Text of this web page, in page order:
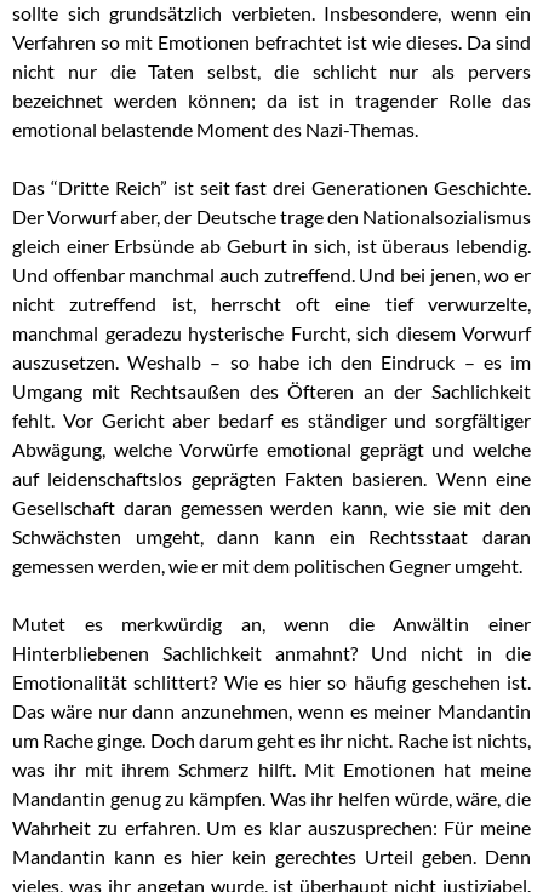
sollte sich grundsätzlich verbieten. Insbesondere, wenn ein
Verfahren so mit Emotionen befrachtet ist wie dieses. Da sind
nicht nur die Taten selbst, die schlicht nur als pervers
bezeichnet werden können; da ist in tragender Rolle das
emotional belastende Moment des Nazi-Themas.
Das “Dritte Reich” ist seit fast drei Generationen Geschichte.
Der Vorwurf aber, der Deutsche trage den Nationalsozialismus
gleich einer Erbsünde ab Geburt in sich, ist überaus lebendig.
Und offenbar manchmal auch zutreffend. Und bei jenen, wo er
nicht zutreffend ist, herrscht oft eine tief verwurzelte,
manchmal geradezu hysterische Furcht, sich diesem Vorwurf
auszusetzen. Weshalb – so habe ich den Eindruck – es im
Umgang mit Rechtsaußen des Öfteren an der Sachlichkeit
fehlt. Vor Gericht aber bedarf es ständiger und sorgfältiger
Abwägung, welche Vorwürfe emotional geprägt und welche
auf leidenschaftslos geprägten Fakten basieren. Wenn eine
Gesellschaft daran gemessen werden kann, wie sie mit den
Schwächsten umgeht, dann kann ein Rechtsstaat daran
gemessen werden, wie er mit dem politischen Gegner umgeht.
Mutet es merkwürdig an, wenn die Anwältin einer
Hinterbliebenen Sachlichkeit anmahnt? Und nicht in die
Emotionalität schlittert? Wie es hier so häufig geschehen ist.
Das wäre nur dann anzunehmen, wenn es meiner Mandantin
um Rache ginge. Doch darum geht es ihr nicht. Rache ist nichts,
was ihr mit ihrem Schmerz hilft. Mit Emotionen hat meine
Mandantin genug zu kämpfen. Was ihr helfen würde, wäre, die
Wahrheit zu erfahren. Um es klar auszusprechen: Für meine
Mandantin kann es hier kein gerechtes Urteil geben. Denn
vieles, was ihr angetan wurde, ist überhaupt nicht justiziabel.